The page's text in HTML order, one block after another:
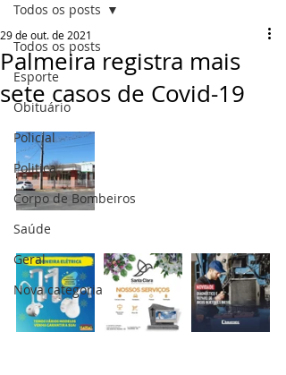
Todos os posts
Esporte
Obituário
Policial
Politica
Corpo de Bombeiros
Saúde
Geral
Nova categoria
Todos os posts
Palmeira registra mais
sete casos de Covid-19
29 de out. de 2021